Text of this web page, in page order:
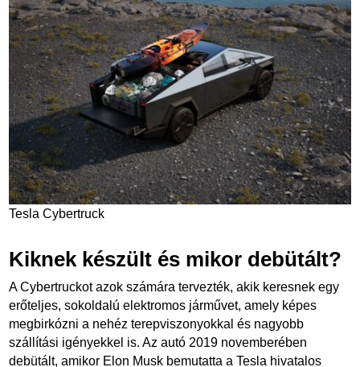
Tesla Cybertruck
Kiknek készült és mikor debütált?
A Cybertruckot azok számára tervezték, akik keresnek egy
erőteljes, sokoldalú elektromos járművet, amely képes
megbirkózni a nehéz terepviszonyokkal és nagyobb
szállítási igényekkel is. Az autó 2019 novemberében
debütált, amikor Elon Musk bemutatta a Tesla hivatalos